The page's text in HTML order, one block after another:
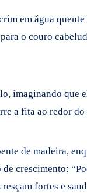
em água
o couro
imaginando que
a fita ao redor do
de madeira,
crescimento:
fortes e